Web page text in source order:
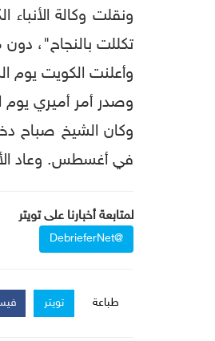
ونقلت وكالة
تكللت بالنجاح"،
وأعلنت الكويت يوم السبت أن
وصدر أمر أميري
وكان الشيخ صباح
في أغسطس. وعاد
لمتابعة أخبارنا على تويتر
@DebrieferNet
طباعة تويتر